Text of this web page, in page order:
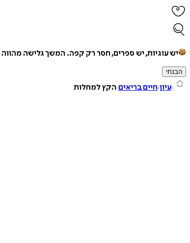
יש עוגיות, יש ספרים, חסר רק קפה. המשך גלישה מהווה
הבנתי
עיון חיים בריאים הקץ למחלות